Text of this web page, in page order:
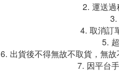
2. 運送過
3.
4. 取消訂
5.
6. 出貨後不得無故不取貨，無
7. 因平台